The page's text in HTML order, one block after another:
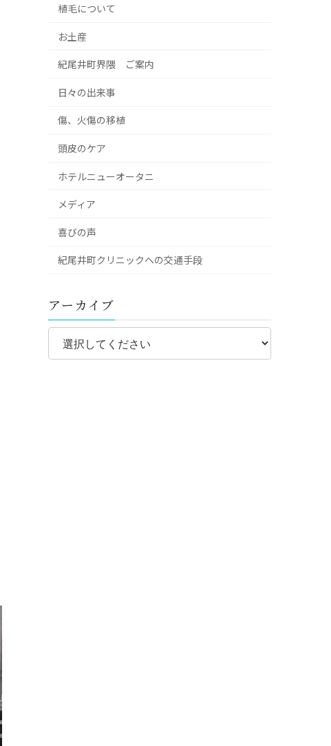
植毛について
お土産
紀尾井町界隈 ご案内
日々の出来事
傷、火傷の移植
頭皮のケア
ホテルニューオータニ
メディア
喜びの声
紀尾井町クリニックへの交通手段
アーカイブ